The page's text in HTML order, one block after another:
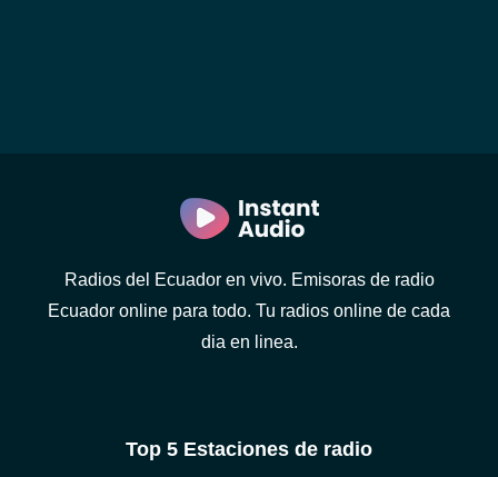
Radios del Ecuador en vivo. Emisoras de radio
Ecuador online para todo. Tu radios online de cada
dia en linea.
Top 5 Estaciones de radio